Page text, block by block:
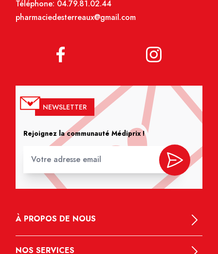
Téléphone: 04.79.81.02.44
pharmaciedesterreaux@gmail.com
NEWSLETTER
Rejoignez la communauté Médiprix !
À PROPOS DE NOUS
NOS SERVICES